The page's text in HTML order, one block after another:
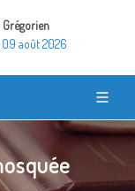
09 août 2026